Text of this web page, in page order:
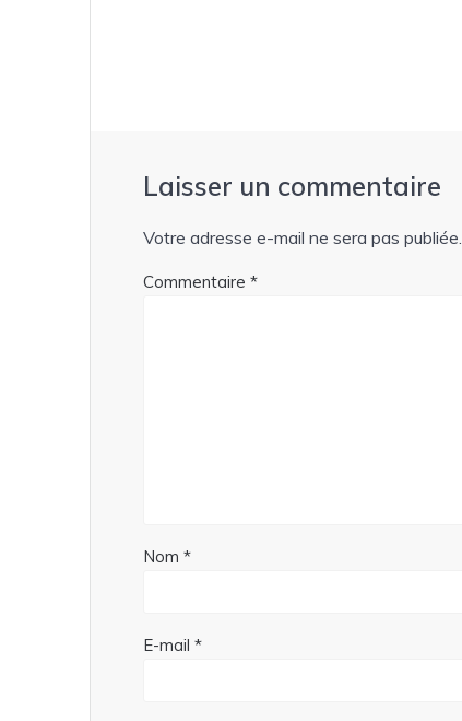
Laisser un commentaire
Votre adresse e-mail ne sera pas publiée.
Commentaire*
Nom*
E-mail*